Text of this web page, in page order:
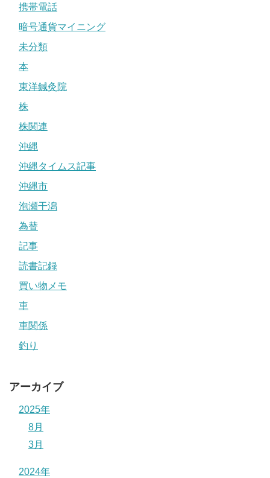
携帯電話
暗号通貨マイニング
未分類
本
東洋鍼灸院
株
株関連
沖縄
沖縄タイムス記事
沖縄市
泡瀬干潟
為替
記事
読書記録
買い物メモ
車
車関係
釣り
アーカイブ
2025年
8月
3月
2024年